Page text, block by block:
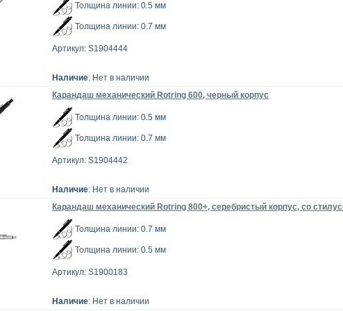
Толщина линии: 0.5 мм
Толщина линии: 0.7 мм
Артикул: S1904444
Наличие: Нет в наличии
Карандаш механический Rotring 600, черный корпус
Толщина линии: 0.5 мм
Толщина линии: 0.7 мм
Артикул: S1904442
Наличие: Нет в наличии
Карандаш механический Rotring 800+, серебристый корпус, со
Толщина линии: 0.7 мм
Толщина линии: 0.5 мм
Артикул: S1900183
Наличие: Нет в наличии